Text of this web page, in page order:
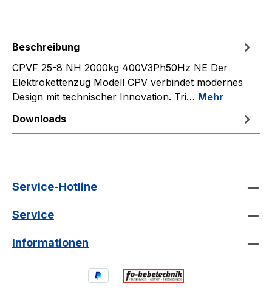
Beschreibung
CPVF 25-8 NH 2000kg 400V3Ph50Hz NE Der
Elektrokettenzug Modell CPV verbindet modernes
Design mit technischer Innovation. Tri… Mehr
Downloads
Service-Hotline
Service
Informationen